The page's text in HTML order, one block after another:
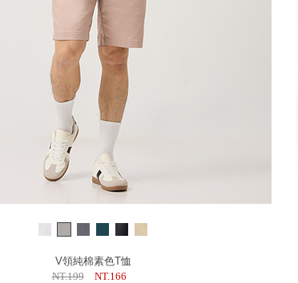
V領純棉素色T恤
NT.199
NT.166